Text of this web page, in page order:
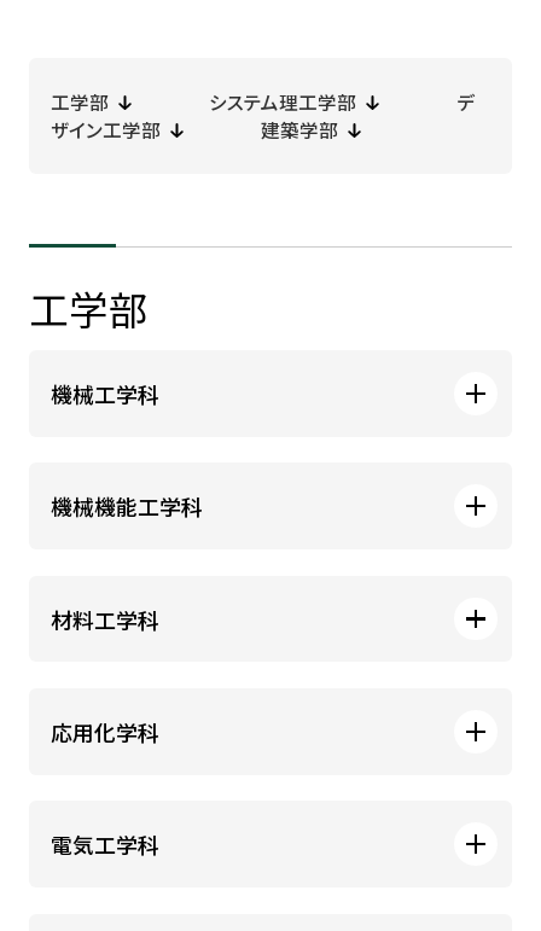
工学部 システム理工学部
デ
ザイン工学部
建築学部
工学部
機械工学科
機械機能工学科
材料工学科
応用化学科
電気工学科